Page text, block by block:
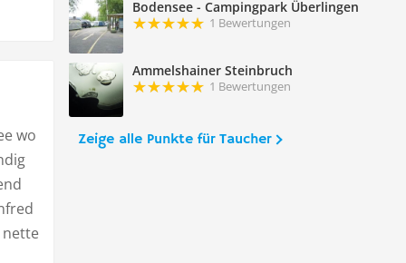
Bodensee - Campingpark Überlingen
1 Bewertungen
Ammelshainer Steinbruch
1 Bewertungen
Zeige alle Punkte für Taucher
wo
nette